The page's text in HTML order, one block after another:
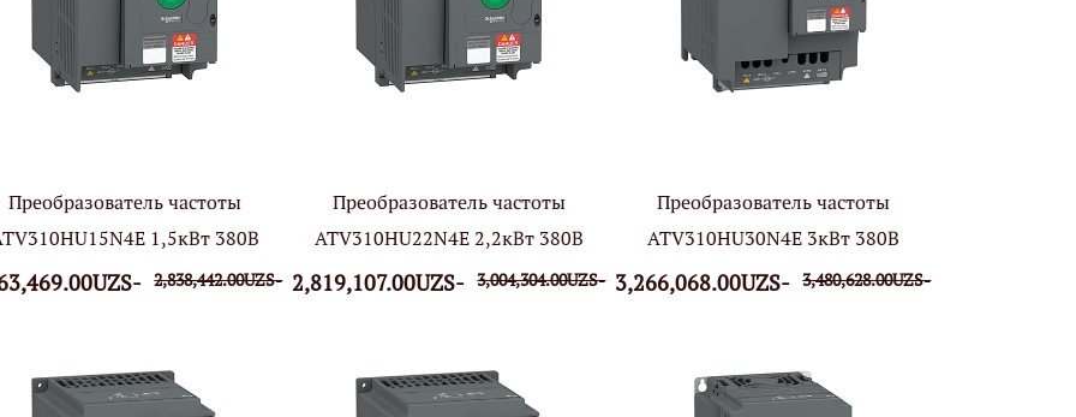
Преобразователь частоты
1,5кВт 380В
2,838,442.00UZS-
Преобразователь частоты
ATV310HU22N4E 2,2кВт 380В
2,819,107.00UZS- 3,004,304.00UZS-
Преобразователь частоты
ATV310HU30N4E 3кВт 380В
3,266,068.00UZS- 3,480,628.00UZS-